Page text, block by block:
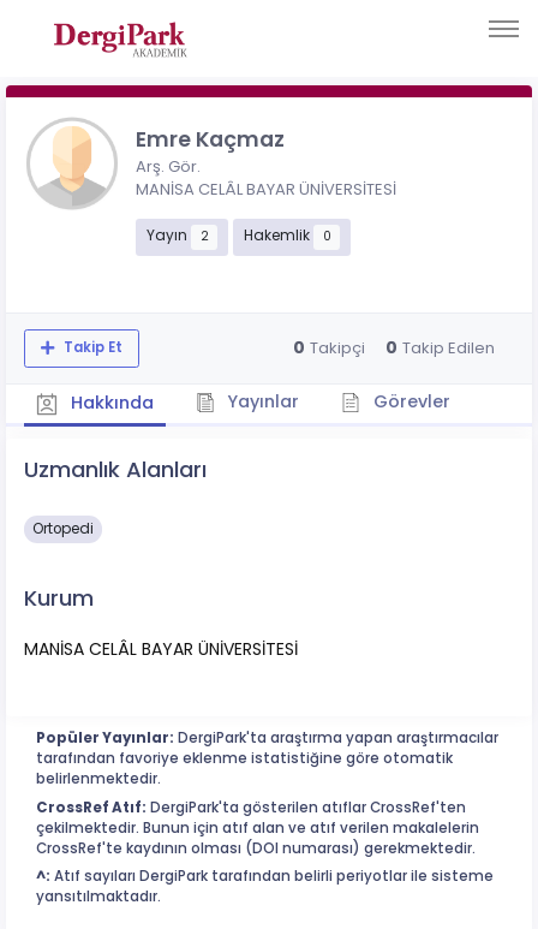
Emre Kaçmaz
Arş. Gör.
MANİSA CELÂL BAYAR ÜNİVERSİTESİ
Yayın 2 Hakemlik 0
Takip Et 0 Takipçi 0 Takip Edilen
Hakkında Yayınlar Görevler
Uzmanlık Alanları
Ortopedi
Kurum
MANİSA CELÂL BAYAR ÜNİVERSİTESİ
Popüler Yayınlar: DergiPark'ta araştırma yapan araştırmacılar
tarafından favoriye eklenme istatistiğine göre otomatik
belirlenmektedir.
CrossRef Atıf: DergiPark'ta gösterilen atıflar CrossRef'ten
çekilmektedir. Bunun için atıf alan ve atıf verilen makalelerin
CrossRef'te kaydının olması (DOI numarası) gerekmektedir.
^: Atıf sayıları DergiPark tarafından belirli periyotlar ile sisteme
yansıtılmaktadır.